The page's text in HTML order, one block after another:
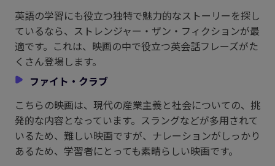
英語の学習にも役立つ独特で魅力的なストーリーを探し
ているなら、ストレンジャー・ザン・フィクションが最
適です。これは、映画の中で役立つ英会話フレーズがた
くさん登場します。
ファイト・クラブ
こちらの映画は、現代の産業主義と社会についての、挑
発的な内容となっています。スラングなどが多用されて
いるため、難しい映画ですが、ナレーションがしっかり
あるため、学習者にとっても素晴らしい映画です。